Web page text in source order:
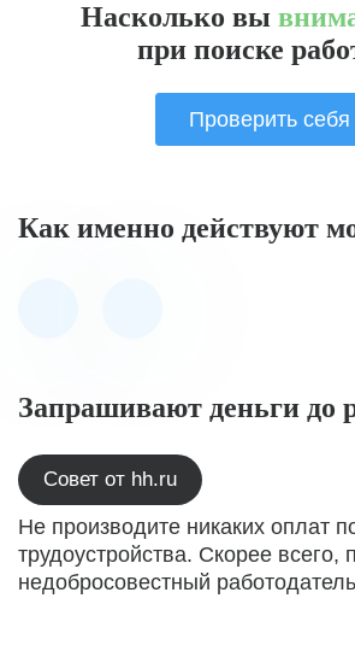
Насколько вы
при поиске
Проверить себя
Как именно действуют
Запрашивают деньги до
Совет от hh.ru
Не производите никаких оплат
трудоустройства. Скорее всего,
недобросовестный